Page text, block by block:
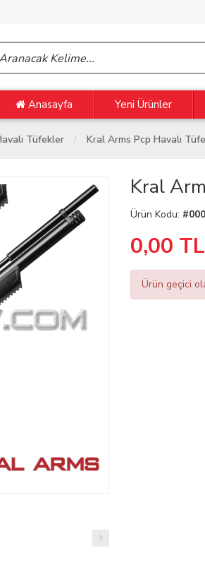
Anasayfa Yeni Ürünler
Tüfekler Kral Arms Pcp Havalı
Kral
Ürün Kodu:
0,00 TL
Ürün geçici